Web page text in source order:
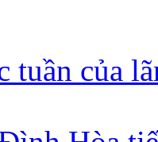
tuần của